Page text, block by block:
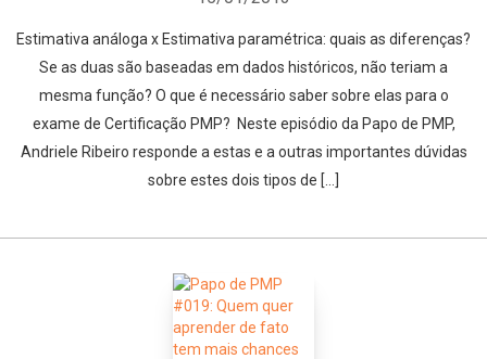
Estimativa análoga x Estimativa paramétrica: quais as diferenças?
Se as duas são baseadas em dados históricos, não teriam a
mesma função? O que é necessário saber sobre elas para o
exame de Certificação PMP? Neste episódio da Papo de PMP,
Andriele Ribeiro responde a estas e a outras importantes dúvidas
sobre estes dois tipos de […]